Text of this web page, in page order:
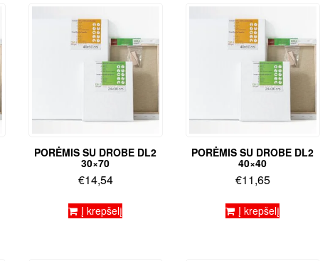
PORĖMIS SU DROBE DL2
30×70
€14,54
Į krepšelį
PORĖMIS SU DROBE DL2
40×40
€11,65
Į krepšelį